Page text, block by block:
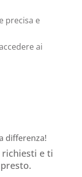
precisa e
ai
differenza!
e ti